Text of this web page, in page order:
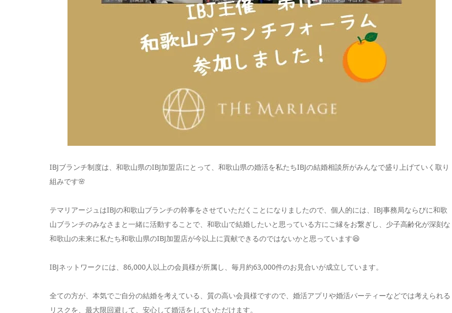
IBJブランチ制度は、和歌山県のIBJ加盟店にとって、和歌山県の婚活を私たちIBJの結婚相談所がみんなで盛り上げていく取り
組みです🌸
テマリアージュはIBJの和歌山ブランチの幹事をさせていただくことになりましたので、個人的には、IBJ事務局ならびに和歌
山ブランチのみなさまと一緒に活動することで、和歌山で結婚したいと思っている方にご縁をお繋ぎし、少子高齢化が深刻な
和歌山の未来に私たち和歌山県のIBJ加盟店が今以上に貢献できるのではないかと思っています😆
IBJネットワークには、86,000人以上の会員様が所属し、毎月約63,000件のお見合いが成立しています。
全ての方が、本気でご自分の結婚を考えている、質の高い会員様ですので、婚活アプリや婚活パーティーなどでは考えられる
リスクを、最大限回避して、安心して婚活をしていただけます。